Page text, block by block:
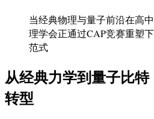
当经典物理与量子前沿在高
理学会正通过CAP竞赛重塑
范式
从经典力学到量子比
转型